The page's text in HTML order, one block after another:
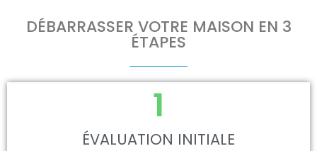
DÉBARRASSER VOTRE MAISON EN 3
ÉTAPES
ÉVALUATION INITIALE
1